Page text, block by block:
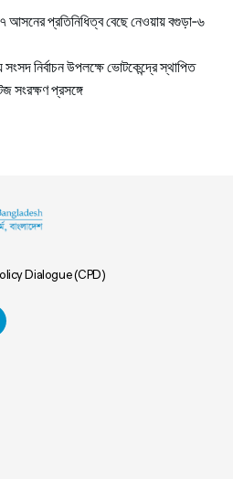
আসনের প্রতিনিধিত্ব বেছে নেওয়ায় বগুড়া‑৬
নির্বাচন উপলক্ষে ভোটকেন্দ্রে স্থাপিত
সংরক্ষণ প্রসঙ্গে
Dialogue (CPD)